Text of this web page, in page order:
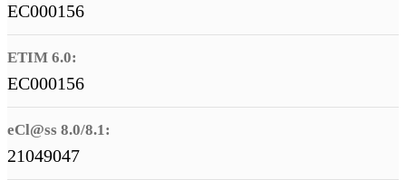
EC000156
ETIM 6.0:
EC000156
eCl@ss 8.0/8.1:
21049047